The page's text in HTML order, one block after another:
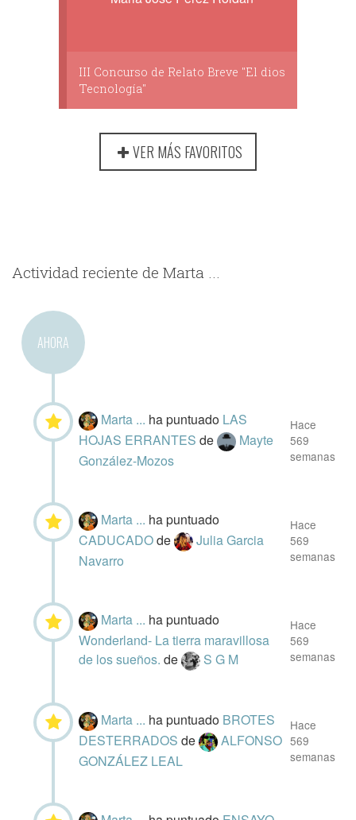
III Concurso de Relato Breve "El dios
Tecnología"
VER MÁS FAVORITOS
Actividad reciente de Marta ...
AHORA
Marta ... ha puntuado LAS
HOJAS ERRANTESde
Mayte
González-Mozos
Hace
569
semanas
Marta ... ha puntuado
CADUCADOde
Julia Garcia
Navarro
Hace
569
semanas
Marta ... ha puntuado
Wonderland- La tierra maravillosa
de los sueños.de S G M
Hace
569
semanas
Marta ... ha puntuado BROTES
DESTERRADOSde
ALFONSO
GONZÁLEZ LEAL
Hace
569
semanas